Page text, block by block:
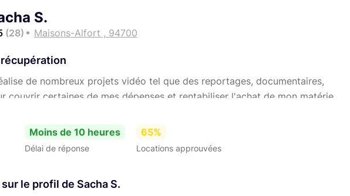
S.
(28) Maisons-Alfort , 94700
de nombreux projets vidéo tel que des reportages, documentaires,
couvrir certaines de mes dépenses et rentabiliser l'achat de mon matériel
N'hésitez pas à aller faire un tour pour découvrir ce que je propose ! À très
Moins de 10 heures
Délai de réponse
65%
Locations approuvées
le profil de Sacha S.